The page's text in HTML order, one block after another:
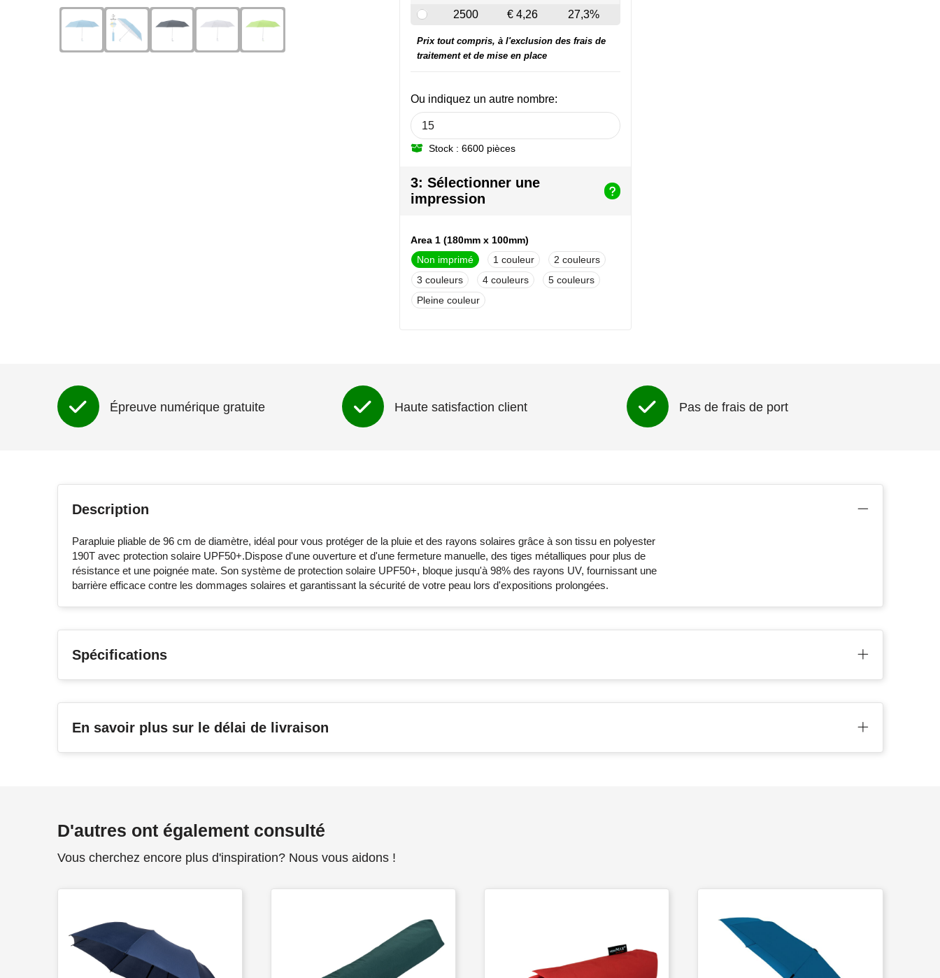
2500
€ 4,26 27,3%
Ou indiquez un autre nombre:
Stock : 6600 pièces
Prix tout compris, à l'exclusion des frais de
traitement et de mise en place
3: Sélectionner une
impression
Area 1 (180mm x 100mm)
Non imprimé
1
2
3
4
5
Pleine couleur
Épreuve numérique gratuite Haute satisfaction client Pas de frais de port
Description
Parapluie pliable de 96 cm de diamètre, idéal pour vous protéger de la pluie et des rayons solaires grâce à son tissu en polyester
190T avec protection solaire UPF50+.Dispose d'une ouverture et d'une fermeture manuelle, des tiges métalliques pour plus de
résistance et une poignée mate. Son système de protection solaire UPF50+, bloque jusqu'à 98% des rayons UV, fournissant une
barrière efficace contre les dommages solaires et garantissant la sécurité de votre peau lors d'expositions prolongées.
Spécifications
En savoir plus sur le délai de livraison
D'autres ont également consulté
Vous cherchez encore plus d'inspiration? Nous vous aidons !